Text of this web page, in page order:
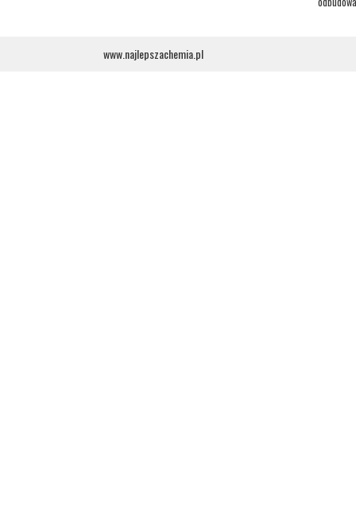
www.najlepszachemia.pl